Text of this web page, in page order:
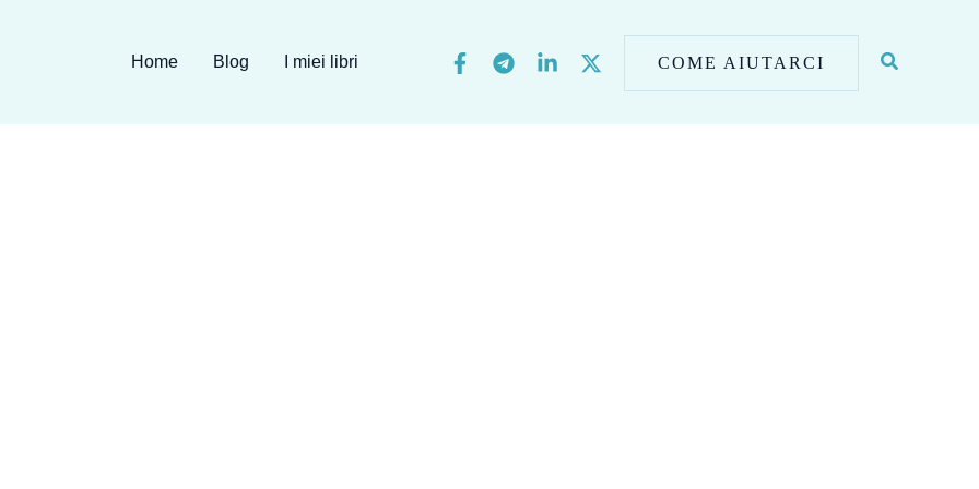
Home Blog I miei libri COME AIUTARCI